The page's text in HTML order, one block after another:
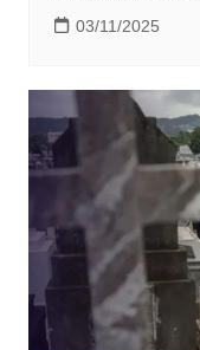
03/11/2025